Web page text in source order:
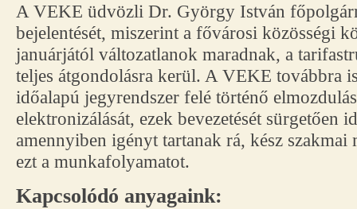
A VEKE üdvözli Dr. György István
bejelentését, miszerint a fővárosi közösségi
januárjától változatlanok maradnak, a
teljes átgondolásra kerül. A VEKE továbbra
időalapú jegyrendszer felé történő
elektronizálását, ezek bevezetését sürgetően
amennyiben igényt tartanak rá, kész
ezt a munkafolyamatot.
Kapcsolódó anyagaink: